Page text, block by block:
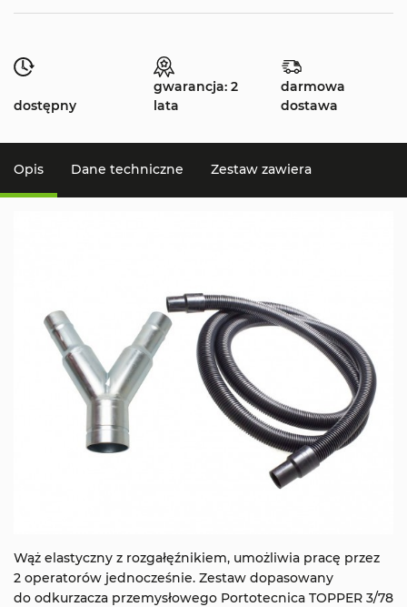
dostępny
gwarancja: 2
lata
darmowa
dostawa
Opis Dane techniczne Zestaw zawiera
Wąż elastyczny z rozgałęźnikiem, umożliwia pracę przez
2 operatorów jednocześnie. Zestaw dopasowany
do odkurzacza przemysłowego Portotecnica TOPPER 3/78